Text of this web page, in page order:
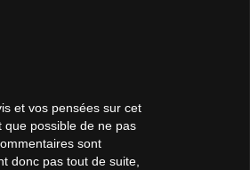
et vos pensées sur cet
que possible de ne pas
sont
donc pas tout de suite,